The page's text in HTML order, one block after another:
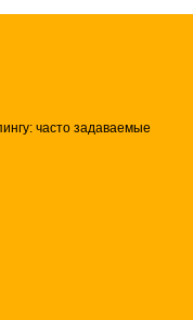
часто задаваемые